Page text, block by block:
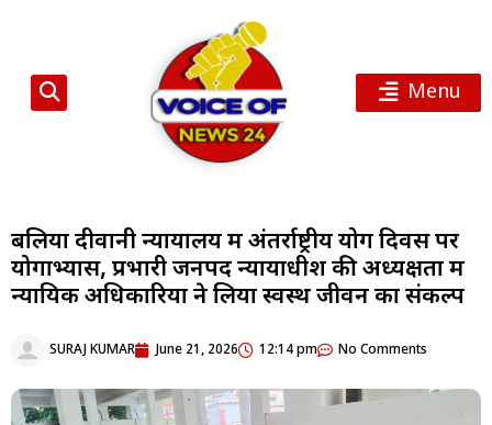
Menu
बलिया दीवानी न्यायालय में अंतर्राष्ट्रीय योग दिवस पर
योगाभ्यास, प्रभारी जनपद न्यायाधीश की अध्यक्षता में
न्यायिक अधिकारियों ने लिया स्वस्थ जीवन का संकल्प
SURAJ KUMAR June 21, 2026 12:14 pm No Comments